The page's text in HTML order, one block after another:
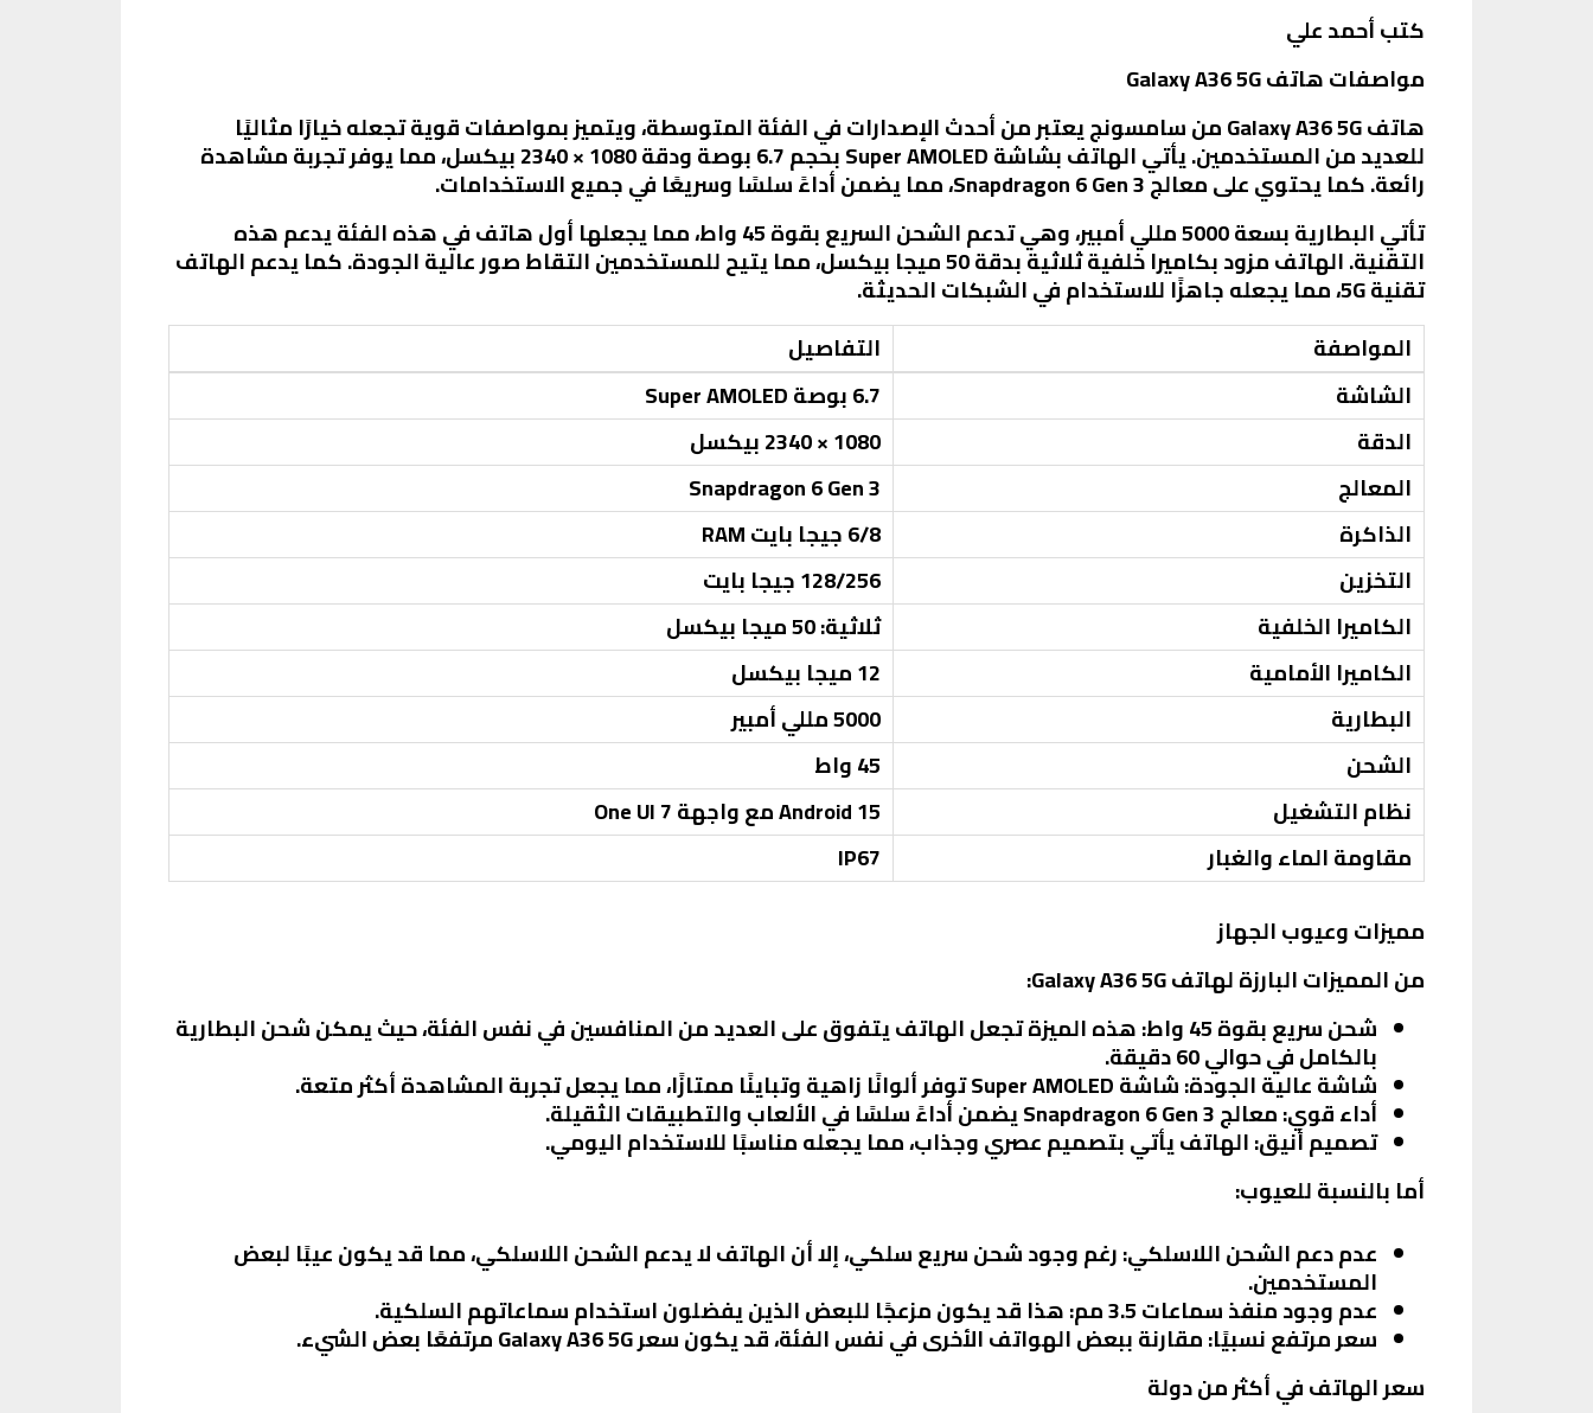
كتب أحمد علي
مواصفات هاتف Galaxy A36 5G
هاتف Galaxy A36 5G من سامسونج يعتبر من أحدث الإصدارات في الفئة المتوسطة، ويتميز بمواصفات قوية تجعله خيارًا مثاليًا
للعديد من المستخدمين. يأتي الهاتف بشاشة Super AMOLED بحجم 6.7 بوصة ودقة 1080 × 2340 بيكسل، مما يوفر تجربة مشاهدة
رائعة. كما يحتوي على معالج Snapdragon 6 Gen 3، مما يضمن أداءً سلسًا وسريعًا في جميع الاستخدامات.
تأتي البطارية بسعة 5000 مللي أمبير، وهي تدعم الشحن السريع بقوة 45 واط، مما يجعلها أول هاتف في هذه الفئة يدعم هذه
التقنية. الهاتف مزود بكاميرا خلفية ثلاثية بدقة 50 ميجا بيكسل، مما يتيح للمستخدمين التقاط صور عالية الجودة. كما يدعم الهاتف
تقنية 5G، مما يجعله جاهزًا للاستخدام في الشبكات الحديثة.
المواصفة
التفاصيل
الشاشة
6.7 بوصة Super AMOLED
الدقة
1080 × 2340 بيكسل
المعالج
Snapdragon 6 Gen 3
الذاكرة
6/8 جيجا بايت RAM
التخزين
128/256 جيجا بايت
الكاميرا الخلفية
ثلاثية: 50 ميجا بيكسل
الكاميرا الأمامية
12 ميجا بيكسل
البطارية
5000 مللي أمبير
الشحن
45 واط
نظام التشغيل
Android 15 مع واجهة One UI 7
مقاومة الماء والغبار
IP67
مميزات وعيوب الجهاز
من المميزات البارزة لهاتف Galaxy A36 5G:
شحن سريع بقوة 45 واط
: هذه الميزة تجعل الهاتف يتفوق على العديد من المنافسين في نفس الفئة، حيث يمكن شحن البطارية
بالكامل في حوالي 60 دقيقة.
شاشة عالية الجودة: شاشة Super AMOLED توفر ألوانًا زاهية وتباينًا ممتازًا، مما يجعل تجربة المشاهدة أكثر متعة.
أداء قوي: معالج Snapdragon 6 Gen 3 يضمن أداءً سلسًا في الألعاب والتطبيقات الثقيلة.
تصميم أنيق: الهاتف يأتي بتصميم عصري وجذاب، مما يجعله مناسبًا للاستخدام اليومي.
أما بالنسبة للعيوب:
عدم دعم الشحن اللاسلكي: رغم وجود شحن سريع سلكي، إلا أن الهاتف لا يدعم الشحن اللاسلكي، مما قد يكون عيبًا لبعض
المستخدمين.
عدم وجود منفذ سماعات 3.5 مم : هذا قد يكون مزعجًا للبعض الذين يفضلون استخدام سماعاتهم السلكية.
سعر مرتفع نسبيًا: مقارنة ببعض الهواتف الأخرى في نفس الفئة، قد يكون سعر Galaxy A36 5G مرتفعًا بعض الشيء.
سعر الهاتف في أكثر من دولة